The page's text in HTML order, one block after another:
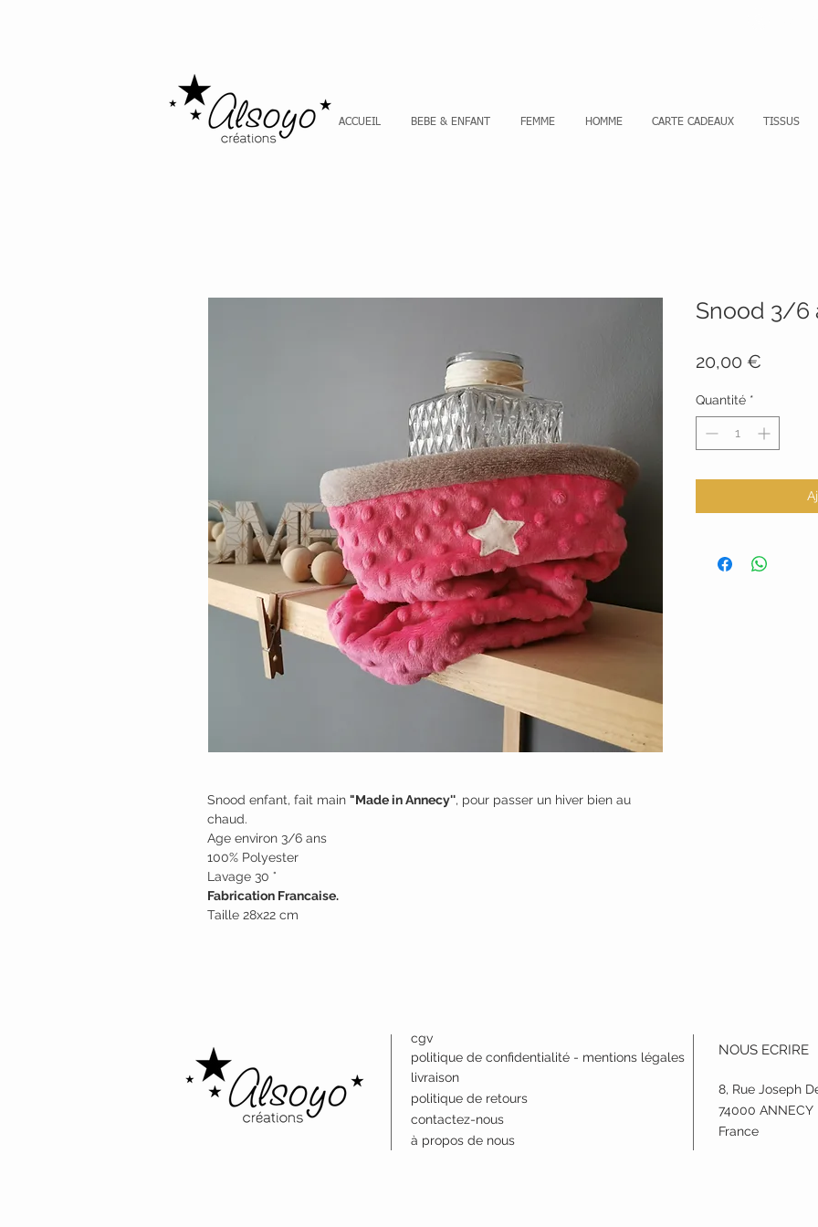
ACCUEIL BEBE & ENFANT FEMME HOMME CARTE CADEAUX TISSUS
Snood enfant, fait main "Made in Annecy'', pour passer un hiver bien au
chaud.
Age environ 3/6 ans
100% Polyester
Lavage 30 °
Fabrication Francaise.
Taille 28x22 cm
Snood 3/6
20,00 €
Quantité *
cgv
politique de confidentialité - mentions légales
livraison
politique de retours
contactez-nous
à propos de nous
NOUS ECRIRE
8, Rue Joseph
74000 ANNECY
France